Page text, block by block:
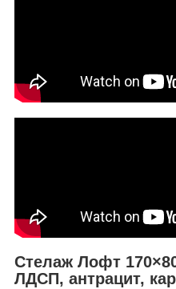
Стелаж Лофт
ЛДСП, антрацит,